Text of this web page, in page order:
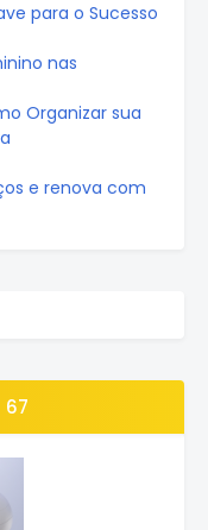
para o Sucesso
nas
Organizar sua
e renova com
67